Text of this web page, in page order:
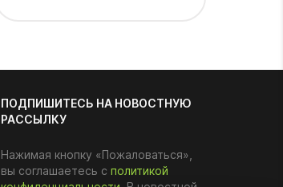
ПОДПИШИТЕСЬ НА НОВОСТНУЮ
РАССЫЛКУ
Нажимая кнопку «Пожаловаться»,
вы соглашаетесь с политикой